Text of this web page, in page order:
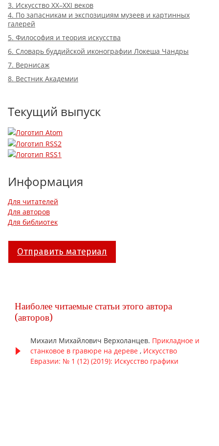
3. Искусство XX–XXI веков
4. По запасникам и экспозициям музеев и картинных
галерей
5. Философия и теория искусства
6. Словарь буддийской иконографии Локеша Чандры
7. Вернисаж
8. Вестник Академии
Текущий выпуск
Информация
Для читателей
Для авторов
Для библиотек
Отправить материал
Наиболее читаемые статьи этого автора
(авторов)
Михаил Михайлович Верхоланцев. Прикладное и
станковое в гравюре на дереве , Искусство
Евразии: № 1 (12) (2019): Искусство графики